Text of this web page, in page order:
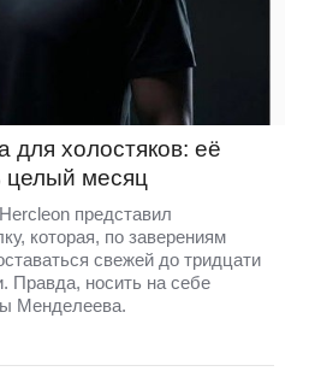
для холостяков: её
целый месяц
представил
которая, по заверениям
свежей до тридцати
Правда, носить на себе
Менделеева.